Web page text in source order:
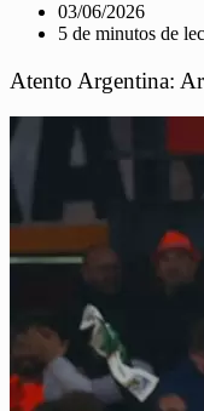
03/06/2026
5 de minutos de
Atento Argentina: